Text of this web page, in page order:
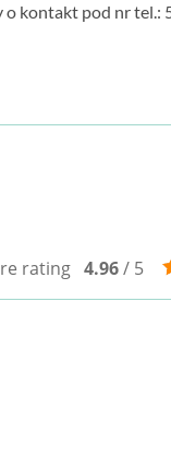
kontakt pod nr tel.:
rating 4.96/ 5